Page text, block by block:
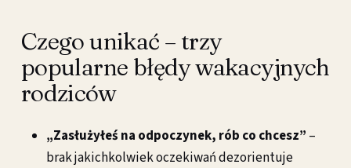
Czego unikać – trzy
popularne błędy wakacyjnych
rodziców
„Zasłużyłeś na odpoczynek, rób co chcesz” –
brak jakichkolwiek oczekiwań dezorientuje